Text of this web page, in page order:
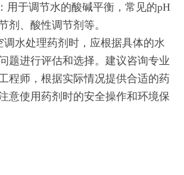
用于调节水的酸碱平衡，常见的pH
剂、酸性调节剂等。
调水处理药剂时，应根据具体的水
题进行评估和选择。建议咨询专业
程师，根据实际情况提供合适的药
意使用药剂时的安全操作和环境保